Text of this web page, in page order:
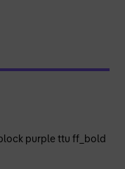
purple ttu ff_bold